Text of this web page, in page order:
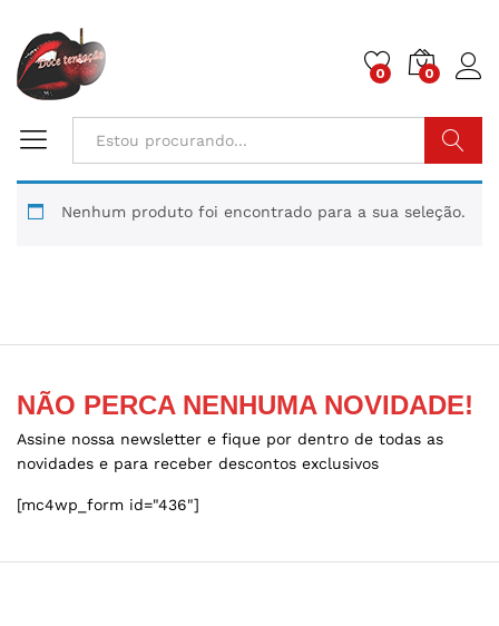
0 0
Nenhum produto foi encontrado para a sua seleção.
NÃO PERCA NENHUMA NOVIDADE!
Assine nossa newsletter e fique por dentro de todas as
novidades e para receber descontos exclusivos
[mc4wp_form id="436"]